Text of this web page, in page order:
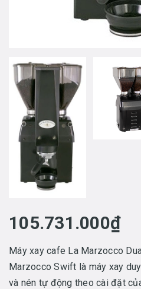
105.731.000₫
Máy xay cafe La Marzocco
Marzocco Swift là máy xay
và nén tự động theo cài đặt